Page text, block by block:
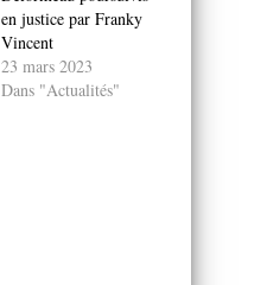
en justice par Franky
Vincent
23 mars 2023
Dans "Actualités"